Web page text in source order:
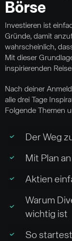
Börse
Investieren ist
Gründe, damit
wahrscheinlich,
Mit dieser
inspirierenden
Nach deiner
alle drei Tage
Folgende Themen
Der Weg
Mit Plan
Aktien
Warum
wichtig ist
So